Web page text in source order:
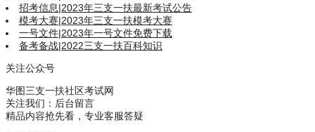
招考信息|2023年三支一扶最新考试公告
模考大赛|2023年三支一扶模考大赛
一号文件|2023年一号文件免费下载
备考备战|2022三支一扶百科知识
关注公众号
华图三支一扶社区考试网
关注我们：后台留言
精品内容抢先看，专业客服答疑